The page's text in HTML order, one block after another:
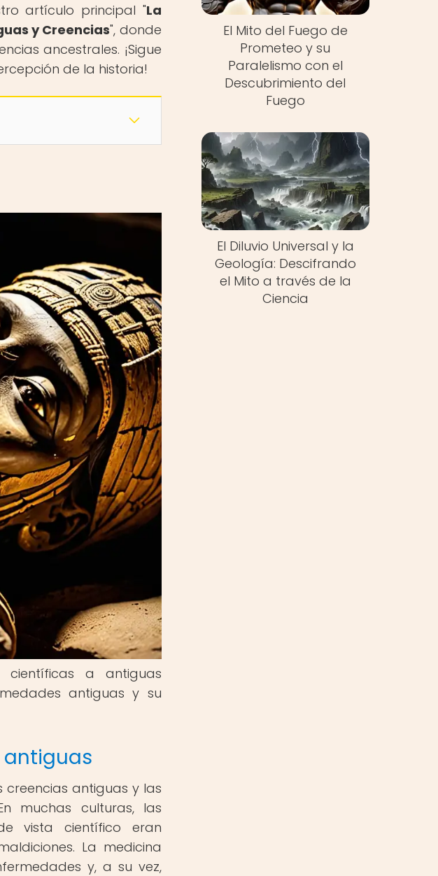
artículo principal "La
y Creencias", donde
ancestrales. ¡Sigue
de la historia!
científicas a antiguas
antiguas y su
antiguas
antiguas y las
muchas culturas, las
vista científico eran
La medicina
y, a su vez,
El Mito del Fuego de
Prometeo y su
Paralelismo con el
Descubrimiento del
Fuego
El Diluvio Universal y la
Geología: Descifrando
el Mito a través de la
Ciencia